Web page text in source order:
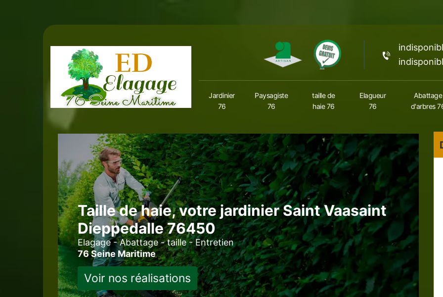
Jardinier
76
Paysagiste
76
taille de
haie 76
Elagueur
76
Abattage
d'arbres
Taille de haie, votre jardinier Saint Vaasaint
Dieppedalle 76450
Elagage - Abattage - taille - Entretien
76 Seine Maritime
Voir nos réalisations